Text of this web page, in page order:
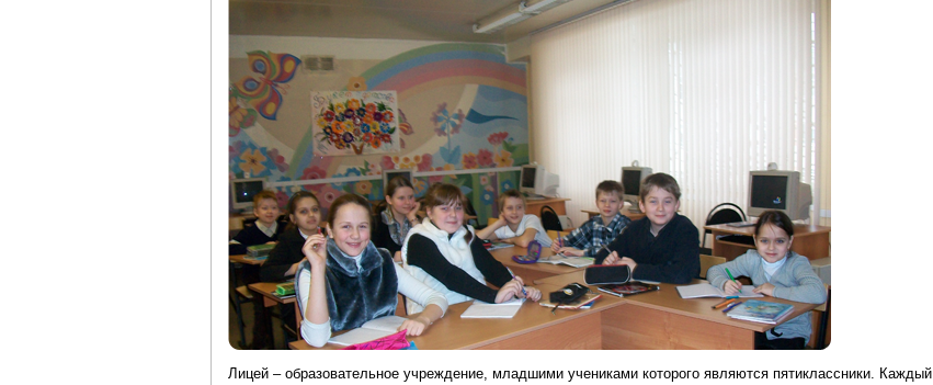
Лицей – образовательное учреждение, младшими учениками которого являются пятиклассники. Каждый